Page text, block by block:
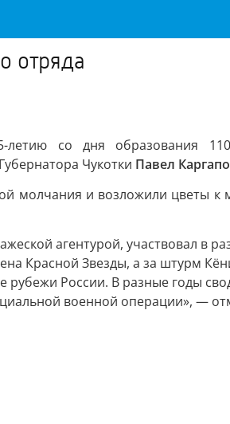
отряда
летию со дня образования
Чукотки Павел
молчания и возложили цветы к
агентурой, участвовал в
Красной Звезды, а за штурм
рубежи России. В разные годы
военной операции», —